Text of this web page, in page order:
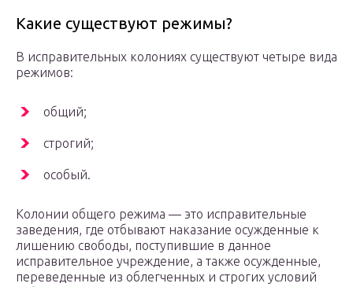
Какие существуют режимы?
В исправительных колониях существуют четыре вида
режимов:
общий;
строгий;
особый.
Колонии общего режима — это исправительные
заведения, где отбывают наказание осужденные к
лишению свободы, поступившие в данное
исправительное учреждение, а также осужденные,
переведенные из облегченных и строгих условий